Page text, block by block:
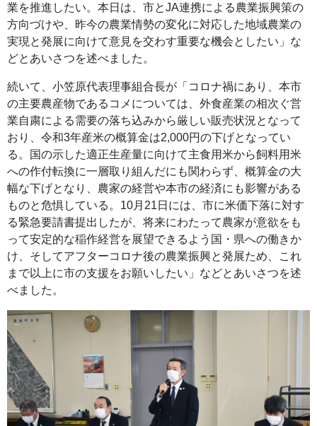
業を推進したい。本日は、市とJA連携による農業振興策の
方向づけや、昨今の農業情勢の変化に対応した地域農業の
実現と発展に向けて意見を交わす重要な機会としたい」な
どとあいさつを述べました。
続いて、小笠原代表理事組合長が「コロナ禍にあり、本市
の主要農産物であるコメについては、外食産業の相次ぐ営
業自粛による需要の落ち込みから厳しい販売状況となって
おり、令和3年産米の概算金は2,000円の下げとなってい
る。国の示した適正生産量に向けて主食用米から飼料用米
への作付転換に一層取り組んだにも関わらず、概算金の大
幅な下げとなり、農家の経営や本市の経済にも影響がある
ものと危惧している。10月21日には、市に米価下落に対す
る緊急要請書提出したが、将来にわたって農家が意欲をも
って安定的な稲作経営を展望できるよう国・県への働きか
け、そしてアフターコロナ後の農業振興と発展ため、これ
まで以上に市の支援をお願いしたい」などとあいさつを述
べました。